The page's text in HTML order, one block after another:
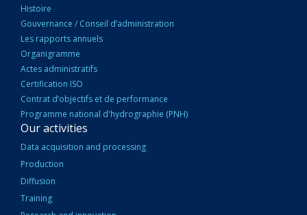
Histoire
Gouvernance / Conseil d’administration
Les rapports annuels
Organigramme
Actes administratifs
Certification ISO
Contrat d’objectifs et de performance
Programme national d'hydrographie (PNH)
Our activities
Data acquisition and processing
Production
Diffusion
Training